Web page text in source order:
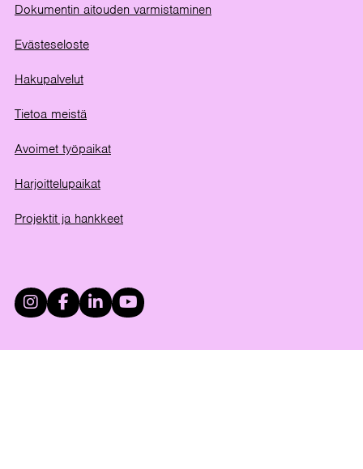
Dokumentin aitouden varmistaminen
Evästeseloste
Hakupalvelut
Tietoa meistä
Avoimet työpaikat
Harjoittelupaikat
Projektit ja hankkeet